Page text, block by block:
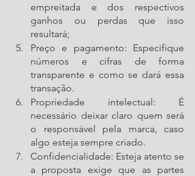
empreitada e dos respectivos
ganhos ou perdas que isso
resultará;
Preço e pagamento: Especifique
números e cifras de forma
transparente e como se dará essa
transação.
Propriedade intelectual: É
necessário deixar claro quem será
o responsável pela marca, caso
algo esteja sempre criado.
Confidencialidade: Esteja atento se
a proposta exige que as partes